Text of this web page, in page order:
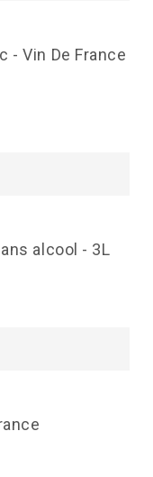
- Vin De France
alcool - 3L